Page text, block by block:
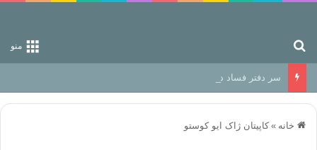
منو
سر دفتر فساد در زمین‌، دوری وکناره‌گیری از راه خداست‌!
خانه » کاپیتان ژاک ایو کوستو